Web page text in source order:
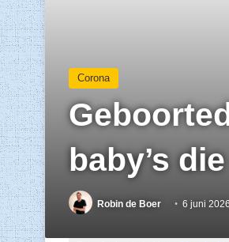
Corona
baby’s
Robin de Boer 6 juni